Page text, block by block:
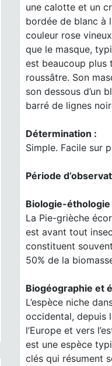
une calotte et un
bordée de blanc à
couleur rose
que le masque,
est beaucoup plus
roussâtre. Son
son dessous d’un
barré de lignes
Détermination :
Simple. Facile sur
Période
Biologie-éthologie
La Pie-grièche
est avant tout
constituent
50% de la
Biogéographie et
L’espèce niche
occidental, depuis
l’Europe et vers
est une espèce
clés qui résument